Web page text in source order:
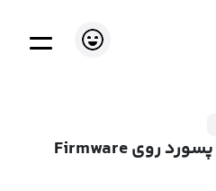
مک خود را با قراردادن پسورد روی Firmware